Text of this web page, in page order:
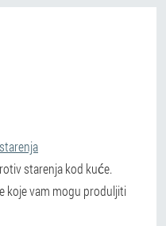
starenja kod kuće.
koje vam mogu produljiti